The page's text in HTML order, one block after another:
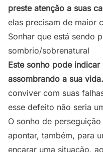
preste atenção a suas
elas precisam de maior
Sonhar que está sendo
sombrio/sobrenatural
Este sonho pode
assombrando a sua vida.
conviver com suas
esse defeito não seria
O sonho de
apontar, também, para
encarar uma situação,